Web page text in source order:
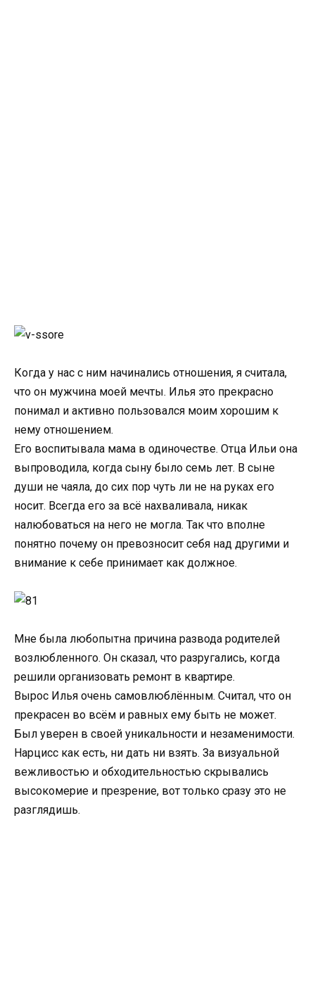
Когда у нас с ним начинались отношения, я считала,
что он мужчина моей мечты. Илья это прекрасно
понимал и активно пользовался моим хорошим к
нему отношением.
Его воспитывала мама в одиночестве. Отца Ильи она
выпроводила, когда сыну было семь лет. В сыне
души не чаяла, до сих пор чуть ли не на руках его
носит. Всегда его за всё нахваливала, никак
налюбоваться на него не могла. Так что вполне
понятно почему он превозносит себя над другими и
внимание к себе принимает как должное.
Мне была любопытна причина развода родителей
возлюбленного. Он сказал, что разругались, когда
решили организовать ремонт в квартире.
Вырос Илья очень самовлюблённым. Считал, что он
прекрасен во всём и равных ему быть не может.
Был уверен в своей уникальности и незаменимости.
Нарцисс как есть, ни дать ни взять. За визуальной
вежливостью и обходительностью скрывались
высокомерие и презрение, вот только сразу это не
разглядишь.